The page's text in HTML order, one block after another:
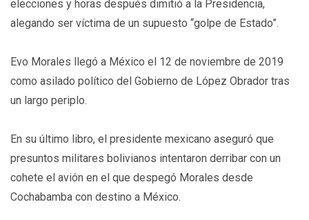
elecciones y horas después dimitió a la Presidencia,
alegando ser víctima de un supuesto “golpe de Estado”.
Evo Morales llegó a México el 12 de noviembre de 2019
como asilado político del Gobierno de López Obrador tras
un largo periplo.
En su último libro, el presidente mexicano aseguró que
presuntos militares bolivianos intentaron derribar con un
cohete el avión en el que despegó Morales desde
Cochabamba con destino a México.